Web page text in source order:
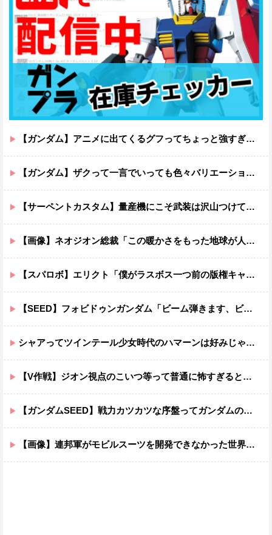
【ガンダム】アニメに出てくるグフってちょっと強すぎじゃない？
【ガンダム】ザクって一言でいっても色々バリエーションがあるよね
【サーペントカスタム】量産機にこそ武装は沢山つけてほしいよね
【画像】ネオジオン総裁「この暖かさをもった地球が人間さえ破壊するんだ（汗だく）」
【スパロボ】エリクト「僕がラスボス一つ前の版権キャラ最後の敵ってちょっと荷が重すぎない？」
【SEED】フォビドゥンガンダム「ビーム弾きます、ビーム曲げられます、空飛びます」←二世代目でこれ出来るのおかしいだろ
シャアってツインテール少女時代のハマーンは好みじゃなかったの？
【V作戦】ジオン視点のこいつ等って普通に怖すぎると思う…
【ガンダムSEED】戦力カツカツな序盤ってガンダムの中だと割と珍しい気がする
【画像】連邦軍がモビルスーツを開発できなかった世界線のガンダムｗｗｗｗｗｗｗ